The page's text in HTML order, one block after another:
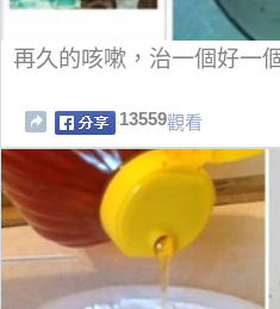
再久的咳嗽，治一個好一
13559觀看